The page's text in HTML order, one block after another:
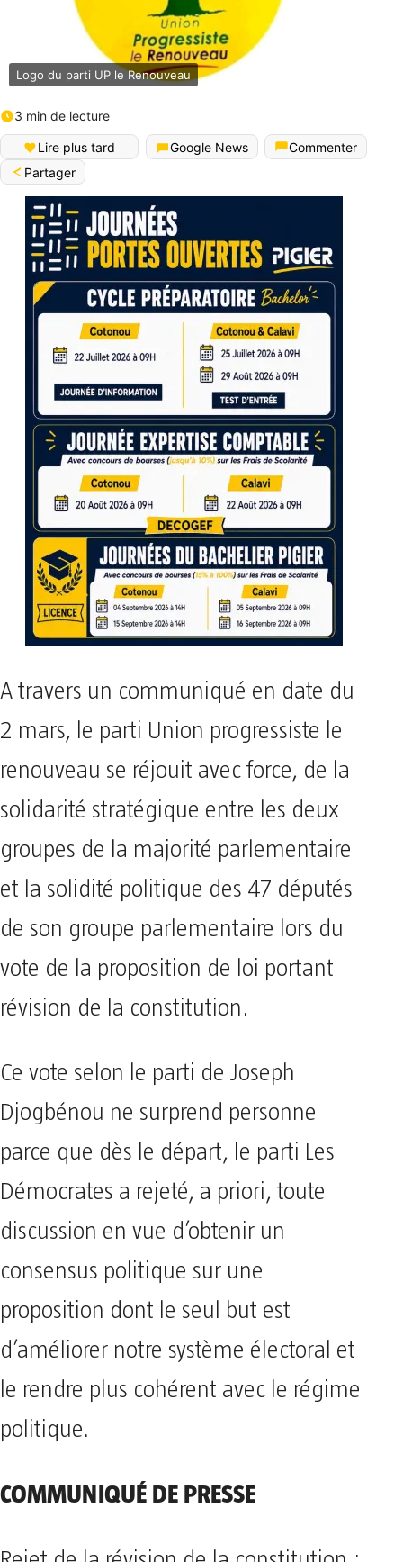
Logo du parti UP le Renouveau
3 min de lecture
Lire plus tard Google News
Commenter
Partager
A travers un communiqué en date du
2 mars, le parti Union progressiste le
renouveau se réjouit avec force, de la
solidarité stratégique entre les deux
groupes de la majorité parlementaire
et la solidité politique des 47 députés
de son groupe parlementaire lors du
vote de la proposition de loi portant
révision de la constitution.
Ce vote selon le parti de Joseph
Djogbénou ne surprend personne
parce que dès le départ, le parti Les
Démocrates a rejeté, a priori, toute
discussion en vue d’obtenir un
consensus politique sur une
proposition dont le seul but est
d’améliorer notre système électoral et
le rendre plus cohérent avec le régime
politique.
COMMUNIQUÉ DE PRESSE